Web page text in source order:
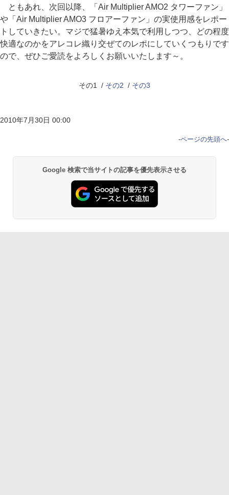
ともあれ、次回以降、「Air Multiplier AMO2 タワーファン」
や「Air Multiplier AMO3 フロアーファン」の実使用感をレポー
トしていきたい。マジで猛暑ゆえ本気で利用しつつ、どの程度
快適なのかをアレコレ織り交ぜてのレポにしていくつもりです
ので、ぜひご愛読をよろしくお願いいたします～。
その1 / その2 / その3
2010年7月30日 00:00
-ページの先頭へ-
Google 検索で当サイトの記事を優先表示させる